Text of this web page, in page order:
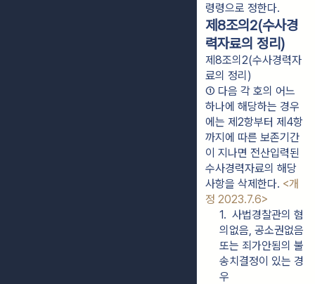
령령으로 정한다.
제8조의2(수사경
력자료의 정리)
제8조의2(수사경력자
료의 정리)
① 다음 각 호의 어느
하나에 해당하는 경우
에는 제2항부터 제4항
까지에 따른 보존기간
이 지나면 전산입력된
수사경력자료의 해당
사항을 삭제한다. <개
정 2023.7.6>
1.  사법경찰관의 혐
의없음, 공소권없음
또는 죄가안됨의 불
송치결정이 있는 경
우